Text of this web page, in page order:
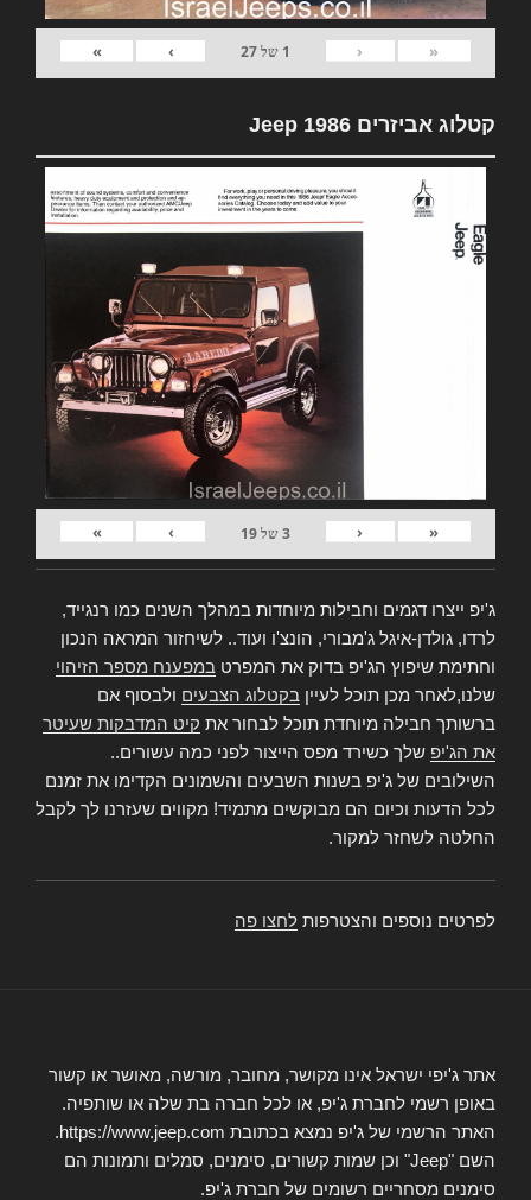
«
‹
1 של27
›
»
קטלוג אביזרים Jeep 1986
«
‹
3של19
›
»
ג'יפ ייצרו דגמים וחבילות מיוחדות במהלך השנים כמו רנגייד,
לרדו, גולדן-איגל ג'מבורי, הונצ'ו ועוד.. לשיחזור המראה הנכון
וחתימת שיפוץ הג'יפ בדוק את המפרט במפענח מספר הזיהוי
שלנו,לאחר מכן תוכל לעיין בקטלוג הצבעים ולבסוף אם
ברשותך חבילה מיוחדת תוכל לבחור את קיט המדבקות שעיטר
את הג'יפ שלך כשירד מפס הייצור לפני כמה עשורים..
השילובים של ג'יפ בשנות השבעים והשמונים הקדימו את זמנם
לכל הדעות וכיום הם מבוקשים מתמיד! מקווים שעזרנו לך לקבל
החלטה לשחזר למקור.
לפרטים נוספים והצטרפות לחצו פה
אתר ג'יפי ישראל אינו מקושר, מחובר, מורשה, מאושר או קשור
באופן רשמי לחברת ג'יפ, או לכל חברה בת שלה או שותפיה.
האתר הרשמי של ג'יפ נמצא בכתובת https://www.jeep.com.
השם "Jeep" וכן שמות קשורים, סימנים, סמלים ותמונות הם
סימנים מסחריים רשומים של חברת ג'יפ.